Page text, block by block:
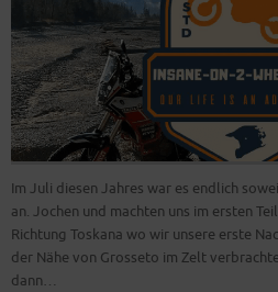
Im Juli diesen Jahres war es endlich
an. Jochen und machten uns im ersten
Richtung Toskana wo wir unsere erste
der Nähe von Grosseto im Zelt
dann…